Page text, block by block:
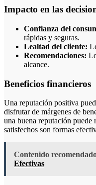
Impacto en las
Confianza del
rápidas y seguras.
Lealtad del cliente:
Recomendaciones:
alcance.
Beneficios financieros
Una reputación positiva
disfrutar de márgenes de
una buena reputación puede
satisfechos son formas
Contenido
Efectivas